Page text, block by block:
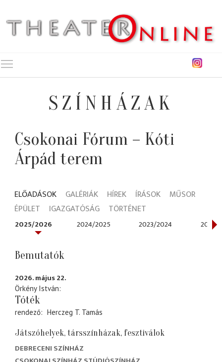
SZÍNHÁZAK
Csokonai Fórum – Kóti
Árpád terem
ELŐADÁSOK GALÉRIÁK HÍREK ÍRÁSOK
MŰSOR
ÉPÜLET
IGAZGATÓSÁG TÖRTÉNET
2025/2026 2024/2025 2023/2024 2022/
Bemutatók
2026. május 22.
Örkény István
Tóték
rendező Herczeg T. Tamás
Játszóhelyek, társszínházak, fesztiválok
DEBRECENI SZÍNHÁZ